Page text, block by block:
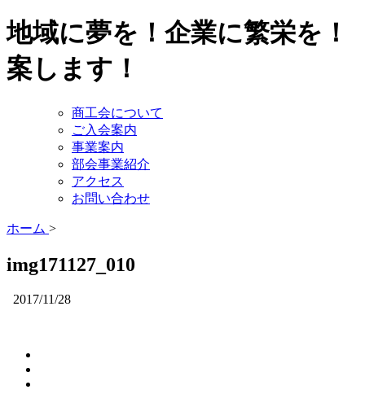
地域に夢を！企業に繁栄を
案します！
商工会について
ご入会案内
事業案内
部会事業紹介
アクセス
お問い合わせ
ホーム >
img171127_010
2017/11/28